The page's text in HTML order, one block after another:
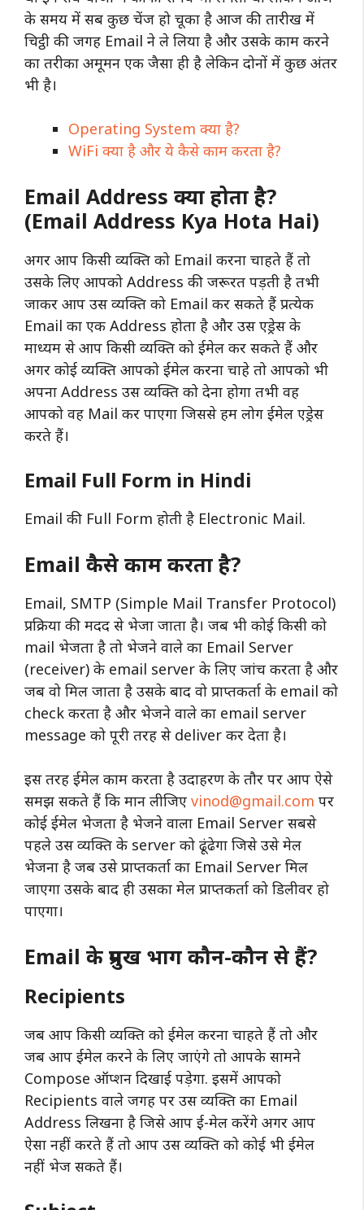
के समय में सब कुछ चेंज हो चूका है आज की तारीख में
चिट्ठी की जगह Email ने ले लिया है और उसके काम करने
का तरीका अमूमन एक जैसा ही है लेकिन दोनों में कुछ अंतर
भी है।
Operating System क्या है?
WiFi क्या है और ये कैसे काम करता है?
Email Address क्या होता है?
(Email Address Kya Hota Hai)
अगर आप किसी व्यक्ति को Email करना चाहते हैं तो
उसके लिए आपको Address की जरूरत पड़ती है तभी
जाकर आप उस व्यक्ति को Email कर सकते हैं प्रत्येक
Email का एक Address होता है और उस एड्रेस के
माध्यम से आप किसी व्यक्ति को ईमेल कर सकते हैं और
अगर कोई व्यक्ति आपको ईमेल करना चाहे तो आपको भी
अपना Address उस व्यक्ति को देना होगा तभी वह
आपको वह Mail कर पाएगा जिससे हम लोग ईमेल एड्रेस
करते हैं।
Email Full Form in Hindi
Email की Full Form होती है Electronic Mail.
Email कैसे काम करता है?
Email, SMTP (Simple Mail Transfer Protocol)
प्रक्रिया की मदद से भेजा जाता है। जब भी कोई किसी को
mail भेजता है तो भेजने वाले का Email Server
(receiver) के email server के लिए जांच करता है और
जब वो मिल जाता है उसके बाद वो प्राप्तकर्ता के email को
check करता है और भेजने वाले का email server
message को पूरी तरह से deliver कर देता है।
इस तरह ईमेल काम करता है उदाहरण के तौर पर आप ऐसे
समझ सकते हैं कि मान लीजिए vinod@gmail.com पर
कोई ईमेल भेजता है भेजने वाला Email Server सबसे
पहले उस व्यक्ति के server को ढूंढेगा जिसे उसे मेल
भेजना है जब उसे प्राप्तकर्ता का Email Server मिल
जाएगा उसके बाद ही उसका मेल प्राप्तकर्ता को डिलीवर हो
पाएगा।
Email के प्रमुख भाग कौन-कौन से हैं?
Recipients
जब आप किसी व्यक्ति को ईमेल करना चाहते हैं तो और
जब आप ईमेल करने के लिए जाएंगे तो आपके सामने
Compose ऑप्शन दिखाई पड़ेगा. इसमें आपको
Recipients वाले जगह पर उस व्यक्ति का Email
Address लिखना है जिसे आप ई-मेल करेंगे अगर आप
ऐसा नहीं करते हैं तो आप उस व्यक्ति को कोई भी ईमेल
नहीं भेज सकते हैं।